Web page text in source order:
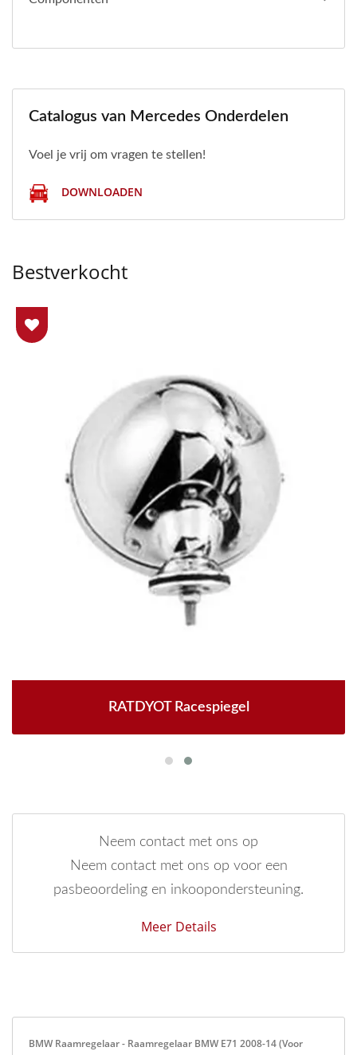
Catalogus van Mercedes Onderdelen
Voel je vrij om vragen te stellen!
DOWNLOADEN
Bestverkocht
RATDYOT Racespiegel
Neem contact met ons op
Neem contact met ons op voor een
pasbeoordeling en inkoopondersteuning.
Meer Details
BMW Raamregelaar - Raamregelaar BMW E71 2008-14 (Voor